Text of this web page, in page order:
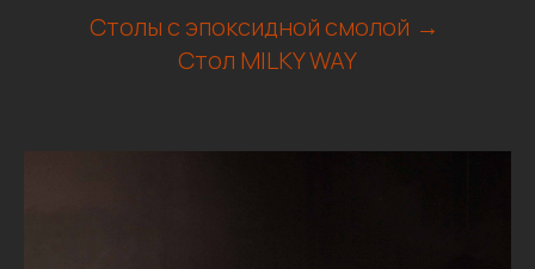
Столы с эпоксидной смолой →
Стол MILKY WAY